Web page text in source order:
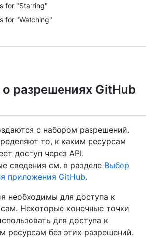
for "Starring"
for "Watching"
разрешениях GitHub
с набором разрешений.
то, к каким ресурсам
доступ через API.
сведения см. в разделе Выбор
приложения GitHub.
необходимы для доступа к
Некоторые конечные точки
для доступа к
ресурсам без этих разрешений.